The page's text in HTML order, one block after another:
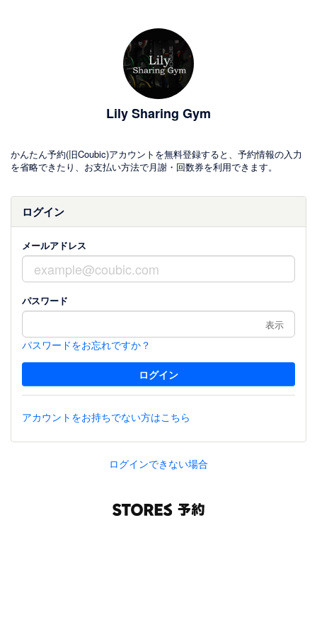
Lily Sharing Gym
かんたん予約(旧Coubic)アカウントを無料登録すると、予約情報の入力
を省略できたり、お支払い方法で月謝・回数券を利用できます。
ログイン
メールアドレス
パスワード
表示
パスワードをお忘れですか？
アカウントをお持ちでない方はこちら
ログインできない場合